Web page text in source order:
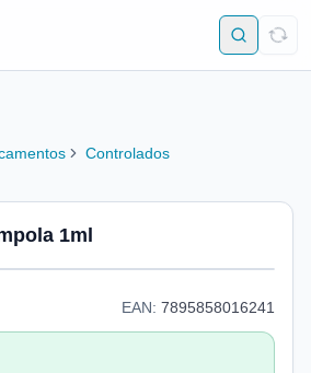
Controlados
1ml
EAN: 7895858016241